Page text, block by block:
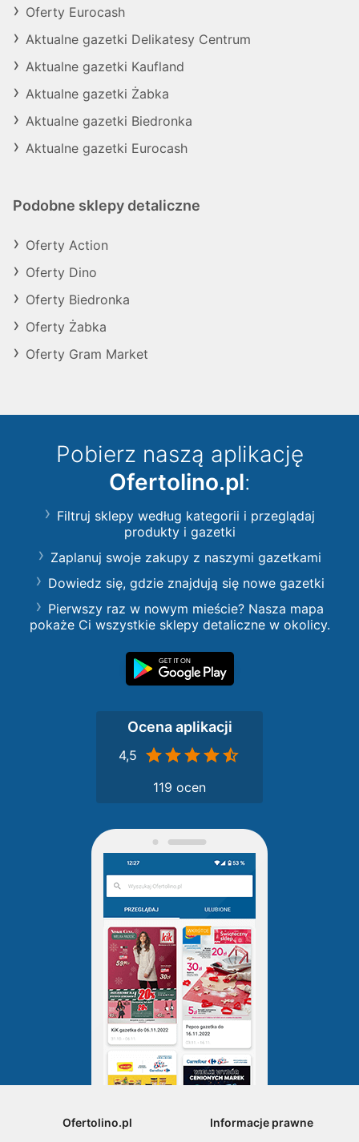
Oferty Eurocash
Aktualne gazetki Delikatesy Centrum
Aktualne gazetki Kaufland
Aktualne gazetki Żabka
Aktualne gazetki Biedronka
Aktualne gazetki Eurocash
Podobne sklepy detaliczne
Oferty Action
Oferty Dino
Oferty Biedronka
Oferty Żabka
Oferty Gram Market
Pobierz naszą aplikację
Ofertolino.pl:
Filtruj sklepy według kategorii i przeglądaj
produkty i gazetki
Zaplanuj swoje zakupy z naszymi gazetkami
Dowiedz się, gdzie znajdują się nowe gazetki
Pierwszy raz w nowym mieście? Nasza mapa
pokaże Ci wszystkie sklepy detaliczne w okolicy.
Ocena aplikacji
4,5
119 ocen
Ofertolino.pl Informacje prawne